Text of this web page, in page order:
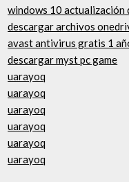
windows 10 actualización
descargar archivos
avast antivirus gratis 1
descargar myst pc game
uarayoq
uarayoq
uarayoq
uarayoq
uarayoq
uarayoq